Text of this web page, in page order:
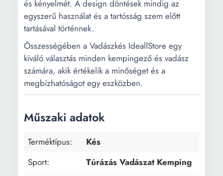
és kényelmét. A design döntések mindig az
egyszerű használat és a tartósság szem előtt
tartásával történnek.
Összességében a Vadászkés IdeallStore egy
kiváló választás minden kempingező és vadász
számára, akik értékelik a minőséget és a
megbízhatóságot egy eszközben.
Műszaki adatok
Terméktípus:
Kés
Sport:
Túrázás Vadászat Kemping